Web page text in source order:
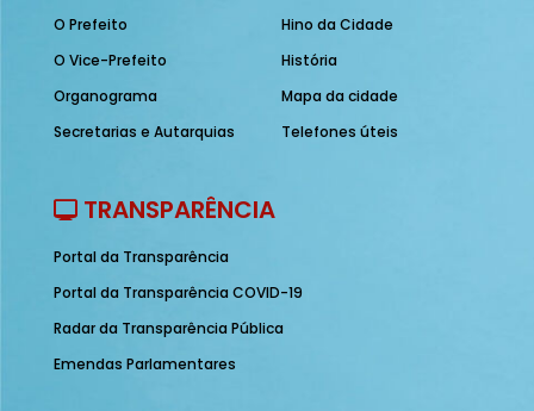
O Prefeito
O Vice-Prefeito
Organograma
Secretarias e Autarquias
Hino da Cidade
História
Mapa da cidade
Telefones úteis
TRANSPARÊNCIA
Portal da Transparência
Portal da Transparência COVID-19
Radar da Transparência Pública
Emendas Parlamentares